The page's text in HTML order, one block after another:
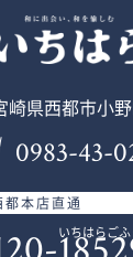
崎県西都市小
0983-43-
都本店直通
いちはらご